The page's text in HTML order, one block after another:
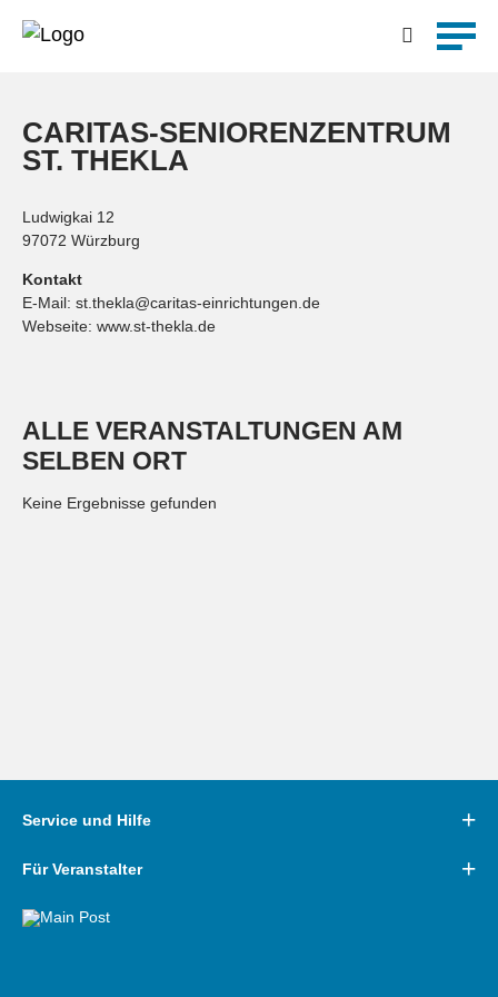
Weitere Events
Suchen
CARITAS-SENIORENZENTRUM
ST. THEKLA
Ludwigkai 12
97072 Würzburg
Kontakt
E-Mail: st.thekla@caritas-einrichtungen.de
Webseite: www.st-thekla.de
ALLE VERANSTALTUNGEN AM
SELBEN ORT
Keine Ergebnisse gefunden
Service und Hilfe
Für Veranstalter